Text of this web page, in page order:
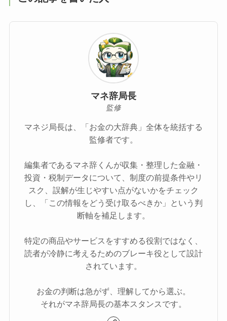
マネ辞局長
監修
マネジ局長は、「お金の大辞典」全体を統括する
監修者です。
編集者であるマネ辞くんが収集・整理した金融・
投資・税制データについて、制度の前提条件やリ
スク、誤解が生じやすい点がないかをチェック
し、「この情報をどう受け取るべきか」という判
断軸を補足します。
特定の商品やサービスをすすめる役割ではなく、
読者が冷静に考えるためのブレーキ役として設計
されています。
お金の判断は急がず、理解してから選ぶ。
それがマネ辞局長の基本スタンスです。